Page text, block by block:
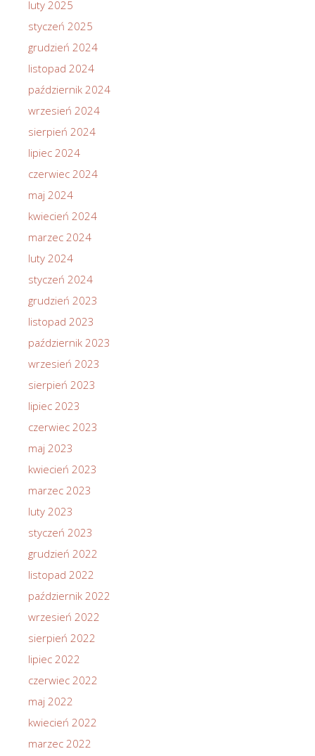
luty 2025
styczeń 2025
grudzień 2024
listopad 2024
październik 2024
wrzesień 2024
sierpień 2024
lipiec 2024
czerwiec 2024
maj 2024
kwiecień 2024
marzec 2024
luty 2024
styczeń 2024
grudzień 2023
listopad 2023
październik 2023
wrzesień 2023
sierpień 2023
lipiec 2023
czerwiec 2023
maj 2023
kwiecień 2023
marzec 2023
luty 2023
styczeń 2023
grudzień 2022
listopad 2022
październik 2022
wrzesień 2022
sierpień 2022
lipiec 2022
czerwiec 2022
maj 2022
kwiecień 2022
marzec 2022